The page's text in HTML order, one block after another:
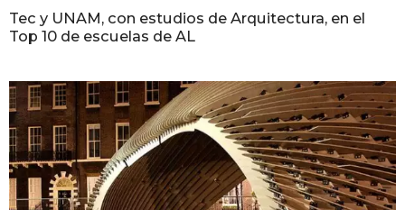
Tec y UNAM, con estudios de Arquitectura, en el
Top 10 de escuelas de AL